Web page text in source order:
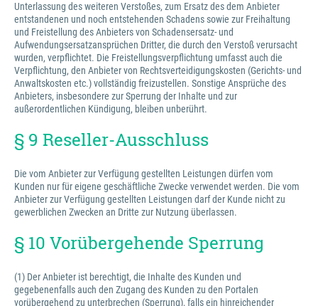
Unterlassung des weiteren Verstoßes, zum Ersatz des dem Anbieter
entstandenen und noch entstehenden Schadens sowie zur Freihaltung
und Freistellung des Anbieters von Schadensersatz- und
Aufwendungsersatzansprüchen Dritter, die durch den Verstoß verursacht
wurden, verpflichtet. Die Freistellungsverpflichtung umfasst auch die
Verpflichtung, den Anbieter von Rechtsverteidigungskosten (Gerichts- und
Anwaltskosten etc.) vollständig freizustellen. Sonstige Ansprüche des
Anbieters, insbesondere zur Sperrung der Inhalte und zur
außerordentlichen Kündigung, bleiben unberührt.
§ 9 Reseller-Ausschluss
Die vom Anbieter zur Verfügung gestellten Leistungen dürfen vom
Kunden nur für eigene geschäftliche Zwecke verwendet werden. Die vom
Anbieter zur Verfügung gestellten Leistungen darf der Kunde nicht zu
gewerblichen Zwecken an Dritte zur Nutzung überlassen.
§ 10 Vorübergehende Sperrung
(1) Der Anbieter ist berechtigt, die Inhalte des Kunden und
gegebenenfalls auch den Zugang des Kunden zu den Portalen
vorübergehend zu unterbrechen (Sperrung), falls ein hinreichender